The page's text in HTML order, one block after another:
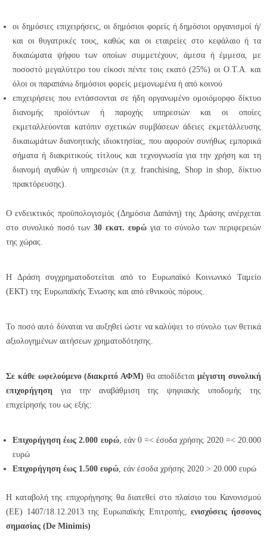
οι δημόσιες επιχειρήσεις, οι δημόσιοι φορείς ή δημόσιοι οργανισμοί ή/
και οι θυγατρικές τους, καθώς και οι εταιρείες στο κεφάλαιο ή τα
δικαιώματα ψήφου των οποίων συμμετέχουν, άμεσα ή έμμεσα, με
ποσοστό μεγαλύτερο του είκοσι πέντε τοις εκατό (25%) οι Ο.Τ.Α. και
όλοι οι παραπάνω δημόσιοι φορείς μεμονωμένα ή από κοινού
επιχειρήσεις που εντάσσονται σε ήδη οργανωμένο ομοιόμορφο δίκτυο
διανομής προϊόντων ή παροχής υπηρεσιών και οι οποίες
εκμεταλλεύονται κατόπιν σχετικών συμβάσεων άδειες εκμετάλλευσης
δικαιωμάτων διανοητικής ιδιοκτησίας, που αφορούν συνήθως εμπορικά
σήματα ή διακριτικούς τίτλους και τεχνογνωσία για την χρήση και τη
διανομή αγαθών ή υπηρεσιών (π.χ. franchising, Shop in shop, δίκτυο
πρακτόρευσης).
Ο ενδεικτικός προϋπολογισμός (Δημόσια Δαπάνη) της Δράσης ανέρχεται
στο συνολικό ποσό των30 εκατ. ευρώγια το σύνολο των περιφερειών
της χώρας.
Η Δράση συγχρηματοδοτείται από το Ευρωπαϊκό Κοινωνικό Ταμείο
(ΕΚΤ) της Ευρωπαϊκής Ένωσης και από εθνικούς πόρους.
Το ποσό αυτό δύναται να αυξηθεί ώστε να καλύψει το σύνολο των θετικά
αξιολογημένων αιτήσεων χρηματοδότησης.
Σε κάθε ωφελούμενο (διακριτό ΑΦΜ) θα αποδίδεταιμέγιστη συνολική
επιχορήγηση για την αναβάθμιση της ψηφιακής υποδομής της
επιχείρησής του ως εξής:
Επιχορήγηση έως 2.000 ευρώ, εάν 0 =< έσοδα χρήσης 2020 =< 20.000
ευρώ
Επιχορήγηση έως 1.500 ευρώ, εάν έσοδα χρήσης 2020 > 20.000 ευρώ
Η καταβολή της επιχορήγησης θα διατεθεί στο πλαίσιο του Κανονισμού
(ΕΕ) 1407/18.12.2013 της Ευρωπαϊκής Επιτροπής,ενισχύσεις ήσσονος
σημασίας (De Minimis)